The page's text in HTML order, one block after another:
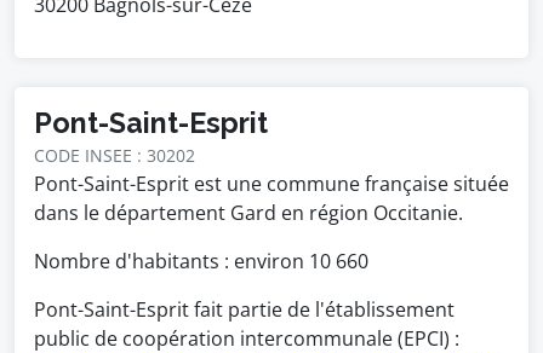
Pont-Saint-Esprit
CODE INSEE : 30202
Pont-Saint-Esprit est une commune française située
dans le département Gard en région Occitanie.
Nombre d'habitants : environ 10 660
Pont-Saint-Esprit fait partie de l'établissement
public de coopération intercommunale (EPCI) :